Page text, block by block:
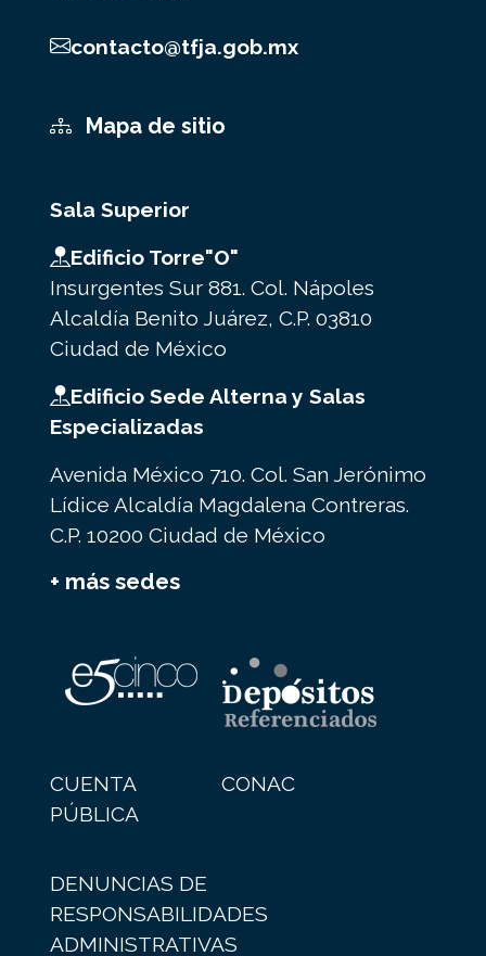
contacto@tfja.gob.mx
Mapa de sitio
Sala Superior
Edificio Torre"O"
Insurgentes Sur 881. Col. Nápoles
Alcaldía Benito Juárez, C.P. 03810
Ciudad de México
Edificio Sede Alterna y Salas
Especializadas
Avenida México 710. Col. San Jerónimo
Lídice Alcaldía Magdalena Contreras.
C.P. 10200 Ciudad de México
+ más sedes
CUENTA
PÚBLICA
CONAC
DENUNCIAS DE
RESPONSABILIDADES
ADMINISTRATIVAS